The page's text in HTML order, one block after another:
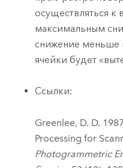
осуществляться к
максимальным
снижение меньше
ячейки будет
Ссылки:
Greenlee, D. D.
Processing for
Photogrammetric